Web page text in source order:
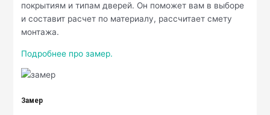
покрытиям и типам дверей. Он поможет вам в выборе
и составит расчет по материалу, рассчитает смету
монтажа.
Подробнее про замер.
Замер